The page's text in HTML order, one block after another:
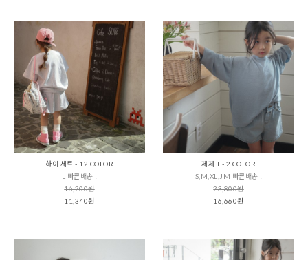
하이 세트 - 12 COLOR
L 빠른배송 !
16,200원
11,340원
제제 T - 2 COLOR
S,M,XL,JM 빠른배송 !
23,800원
16,660원